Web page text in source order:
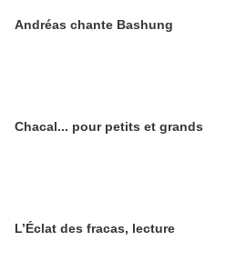
Andréas chante Bashung
Chacal... pour petits et grands
L’Éclat des fracas, lecture